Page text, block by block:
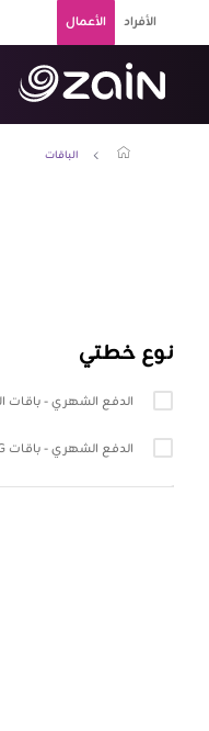
تخطي إلى المحتوى الرئيسي
الأفراد الأعمال
الباقات
نوع خطتي
واجهة الفئة
الدفع الشهري - باقات
الدفع الشهري - باقات 5G إنترنت